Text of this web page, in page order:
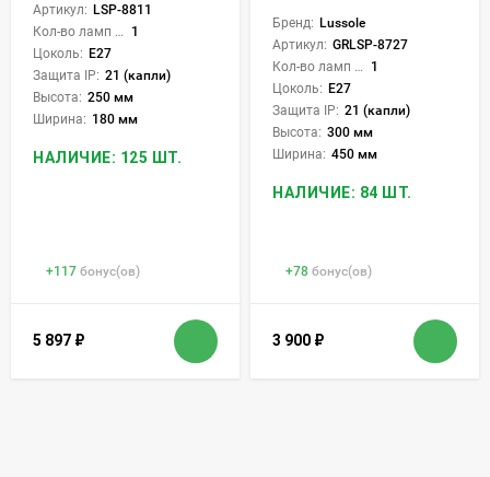
Артикул: LSP-8811
Кол-во ламп или LED:
1
Цоколь: E27
Защита IP: 21 (капли)
Высота: 250 мм
Ширина: 180 мм
НАЛИЧИЕ: 125 ШТ.
+117 бонус(ов)
5 897 ₽
Бренд: Lussole
Артикул: GRLSP-8727
Кол-во ламп или LED:
1
Цоколь: E27
Защита IP: 21 (капли)
Высота: 300 мм
Ширина: 450 мм
НАЛИЧИЕ: 84 ШТ.
+78 бонус(ов)
3 900 ₽